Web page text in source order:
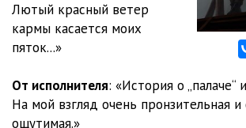
Лютый красный ветер
кармы касается моих
пяток...»
От исполнителя: «История о „палаче“
На мой взгляд очень пронзительная и
ощутимая.»